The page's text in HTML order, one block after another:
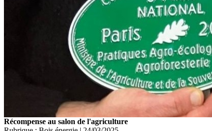
Récompense au salon de l'agriculture